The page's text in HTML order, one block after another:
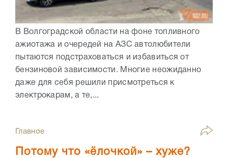
В Волгоградской области на фоне топливного
ажиотажа и очередей на АЗС автолюбители
пытаются подстраховаться и избавиться от
бензиновой зависимости. Многие неожиданно
даже для себя решили присмотреться к
электрокарам, а те,...
Главное
Потому что «ёлочкой» – хуже?